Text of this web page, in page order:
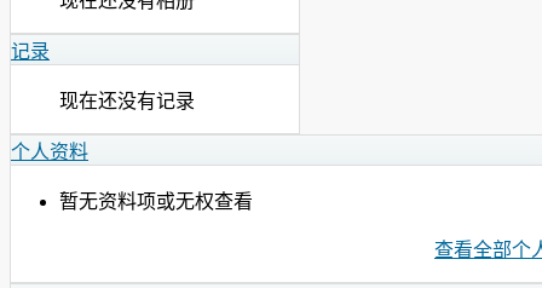
记录
现在还没有记录
个人资料
暂无资料项或无权查看
查看全部个